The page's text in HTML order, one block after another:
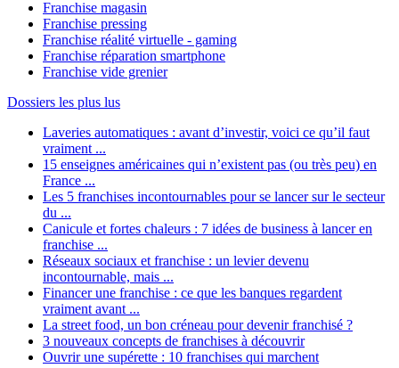
Franchise magasin
Franchise pressing
Franchise réalité virtuelle - gaming
Franchise réparation smartphone
Franchise vide grenier
Dossiers les plus lus
Laveries automatiques : avant d’investir, voici ce qu’il faut
vraiment ...
15 enseignes américaines qui n’existent pas (ou très peu) en
France ...
Les 5 franchises incontournables pour se lancer sur le secteur
du ...
Canicule et fortes chaleurs : 7 idées de business à lancer en
franchise ...
Réseaux sociaux et franchise : un levier devenu
incontournable, mais ...
Financer une franchise : ce que les banques regardent
vraiment avant ...
La street food, un bon créneau pour devenir franchisé ?
3 nouveaux concepts de franchises à découvrir
Ouvrir une supérette : 10 franchises qui marchent